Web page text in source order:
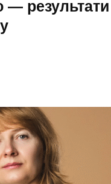
— результати